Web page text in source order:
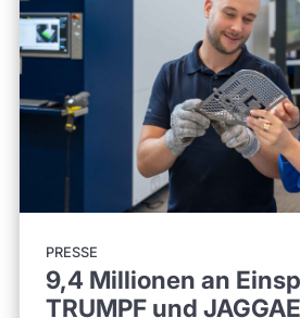
PRESSE
9,4 Millionen an
TRUMPF und